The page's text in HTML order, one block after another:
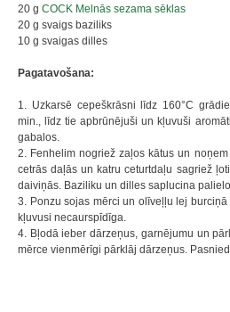
20 g COCK Melnās sezama sēklas
20 g svaigs baziliks
10 g svaigas dilles
Pagatavošana:
1. Uzkarsē cepeškrāsni līdz 160°C
min., līdz tie apbrūnējuši un kļuvuši
gabalos.
2. Fenhelim nogriež zaļos kātus un
cetrās daļās un katru ceturtdaļu sagriež
daiviņās. Baziliku un dilles saplucina
3. Ponzu sojas mērci un olīveļļu lej
kļuvusi necaurspīdīga.
4. Bļodā ieber dārzeņus, garnējumu un
mērce vienmērīgi pārklāj dārzeņus.